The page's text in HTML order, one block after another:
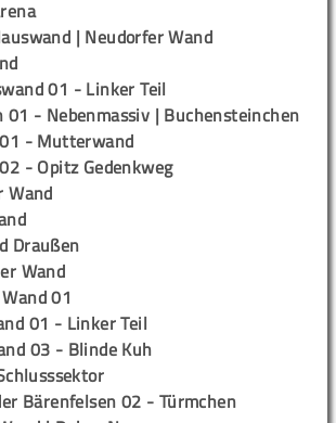
| Neudorfer Wand
01 - Linker Teil
01 - Nebenmassiv | Buchensteinchen
- Mutterwand
- Opitz Gedenkweg
Wand
Draußen
Wand
01
01 - Linker Teil
03 - Blinde Kuh
Bärenfelsen 02 - Türmchen